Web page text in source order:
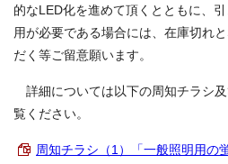
的なLED化を進めて頂くとともに、
用が必要である場合には、在庫切れ
だく等ご留意願います。
詳細については以下の周知チラシ
覧ください。
周知チラシ（1）「一般照明用の